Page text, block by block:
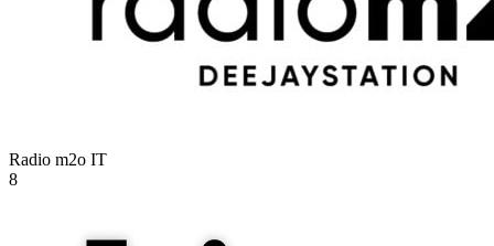
Radio m2o IT
8